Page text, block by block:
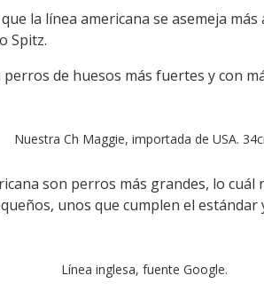
la línea americana se asemeja
Spitz.
de huesos más fuertes y con
Nuestra Ch Maggie, importada de USA.
son perros más grandes, lo
unos que cumplen el estándar
Línea inglesa, fuente Google.